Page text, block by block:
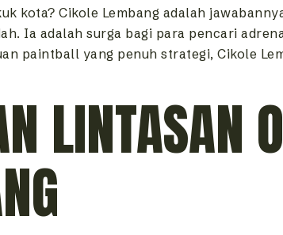
kota? Cikole Lembang adalah
Ia adalah surga bagi para pencari
paintball yang penuh strategi, Cikole
LINTASAN